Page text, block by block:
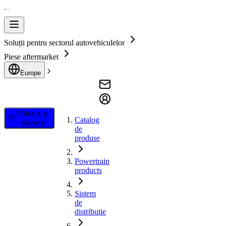
Soluții pentru sectorul autovehiculelor
Piese aftermarket
Europe
Filtrare și
căutare
Catalog
de
produse
Powertrain
products
Sistem
de
distributie